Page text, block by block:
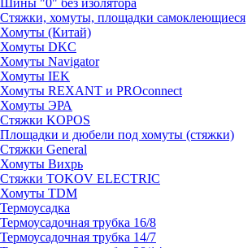
Шины "0" без изолятора
Стяжки, хомуты, площадки самоклеющиеся
Хомуты (Китай)
Хомуты DKC
Хомуты Navigator
Хомуты IEK
Хомуты REXANT и PROconnect
Хомуты ЭРА
Стяжки KOPOS
Площадки и дюбели под хомуты (стяжки)
Стяжки General
Хомуты Вихрь
Стяжки TOKOV ELECTRIC
Хомуты TDM
Термоусадка
Термоусадочная трубка 16/8
Термоусадочная трубка 14/7